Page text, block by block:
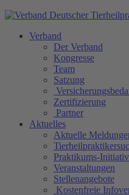
Verband
Der Verband
Kongresse
Team
Satzung
Zertifizierung
Partner
Aktuelles
Aktuelle
Praktikums-
Veranstaltungen
Stellenangebote
Kostenfreie